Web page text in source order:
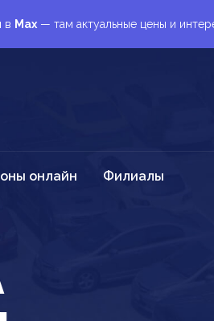
в Max — там актуальные цены и
онлайн Филиалы